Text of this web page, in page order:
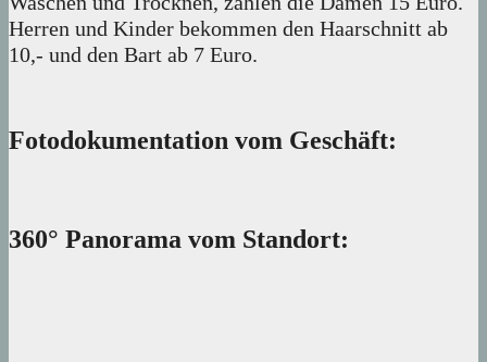
Herren und Kinder bekommen den Haarschnitt ab
10,- und den Bart ab 7 Euro.
Fotodokumentation vom Geschäft:
360° Panorama vom Standort: